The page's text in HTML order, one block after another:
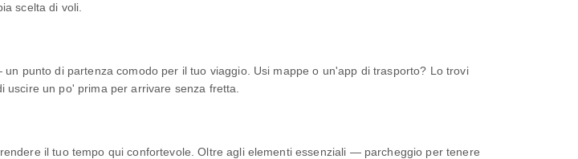
scelta di voli.
punto di partenza comodo per il tuo viaggio. Usi mappe o un'app di trasporto? Lo trovi
un po' prima per arrivare senza fretta.
il tuo tempo qui confortevole. Oltre agli elementi essenziali — parcheggio per tenere